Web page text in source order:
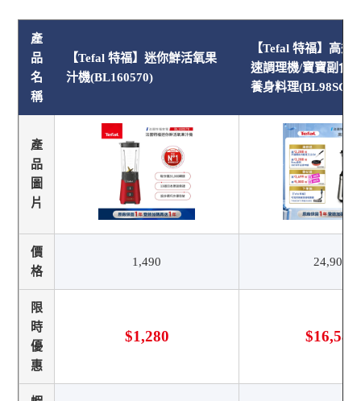
產
品
名
稱
【Tefal 特福】迷你鮮活氧果
汁機(BL160570)
【Tefal 特福】高效
速調理機/寶寶副食
養身料理
產
品
圖
片
價
格
1,490 24,900
限
時
優
惠
$1,280 $16,588